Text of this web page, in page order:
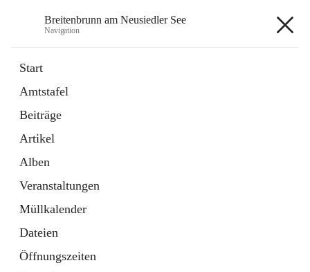
Breitenbrunn am Neusiedler See
Navigation
Start
Amtstafel
Beiträge
Artikel
Alben
Veranstaltungen
Müllkalender
Dateien
Öffnungszeiten
18 Schnellzugriffe
Gemeindeservice